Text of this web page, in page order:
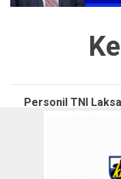
Personil TNI
Bakti Paska